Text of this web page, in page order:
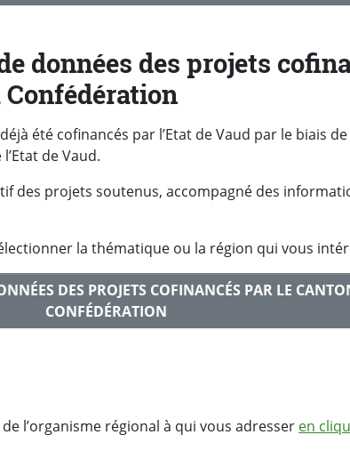
données des projets
été cofinancés par l’Etat de Vaud par le biais de
de Vaud.
des projets soutenus, accompagné des
la thématique ou la région qui vous
DES PROJETS COFINANCÉS PAR LE
CONFÉDÉRATION
l’organisme régional à qui vous adresser en